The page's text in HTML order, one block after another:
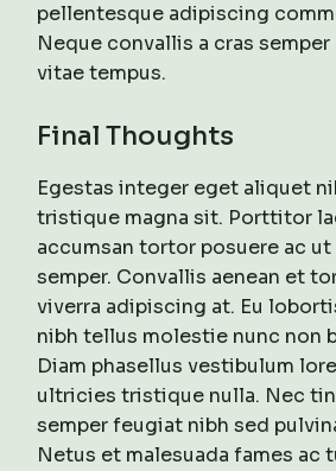
pellentesque adipiscing
Neque convallis a cras
vitae tempus.
Final Thoughts
Egestas integer eget aliquet
tristique magna sit. Porttitor
accumsan tortor posuere ac
semper. Convallis aenean et
viverra adipiscing at. Eu
nibh tellus molestie nunc non
Diam phasellus vestibulum
ultricies tristique nulla. Nec
semper feugiat nibh sed
Netus et malesuada fames ac